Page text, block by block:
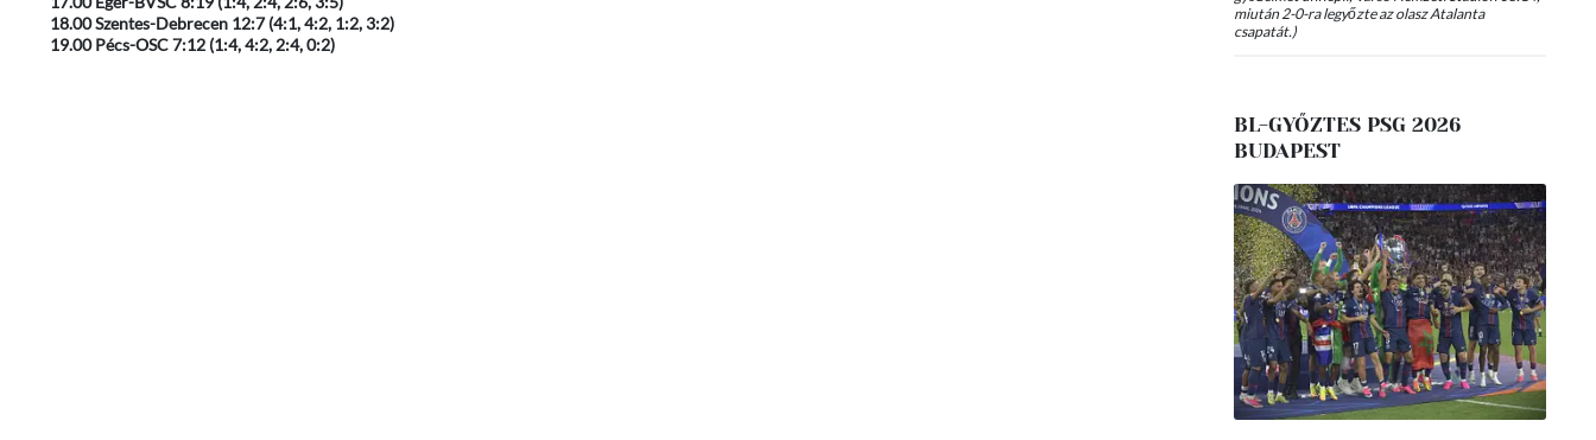
18.00 Szentes-Debrecen 12:7 (4:1, 4:2, 1:2, 3:2)
19.00 Pécs-OSC 7:12 (1:4, 4:2, 2:4, 0:2)
miután 2-0-ra legyőzte az olasz Atalanta
csapatát.)
BL-GYŐZTES PSG 2026
BUDAPEST